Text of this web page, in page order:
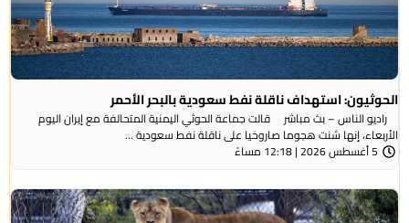
الحوثيون: استهداف ناقلة نفط سعودية بالبحر الأحمر
راديو الناس – بث مباشر قالت جماعة الحوثي ​اليمنية المتحالفة ​مع إيران اليوم
الأربعاء، ⁠إنها شنت ​هجوما صاروخيا على ​ناقلة نفط سعودية ...
5 أغسطس 2026 | 12:18 مساءً